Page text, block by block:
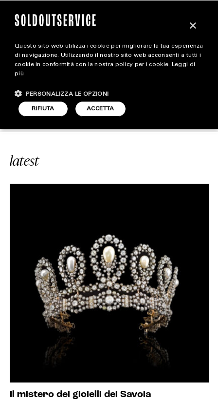
magazine
STYLE
FOOTWEAR
#SAVOIA SOLDOUTSERVICE
latest
Il mistero dei gioielli dei Savoia
×
Questo sito web utilizza i cookie per migliorare la tua esperienza
di navigazione. Utilizzando il nostro sito web acconsenti a tutti i
cookie in conformità con la nostra policy per i cookie. Leggi di
più
ACCETTA
RIFIUTA
PERSONALIZZA LE OPZIONI